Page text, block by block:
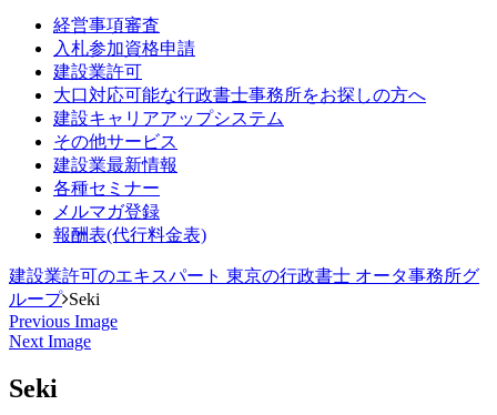
経営事項審査
入札参加資格申請
建設業許可
大口対応可能な行政書士事務所をお探しの方へ
建設キャリアアップシステム
その他サービス
建設業最新情報
各種セミナー
メルマガ登録
報酬表(代行料金表)
建設業許可のエキスパート 東京の行政書士 オータ事務所グ
ループ Seki
Previous Image
Next Image
Seki